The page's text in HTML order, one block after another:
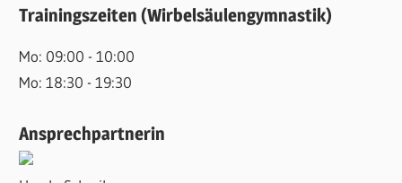
Trainingszeiten (Wirbelsäulengymnastik)
Mo: 09:00 - 10:00
Mo: 18:30 - 19:30
Ansprechpartnerin